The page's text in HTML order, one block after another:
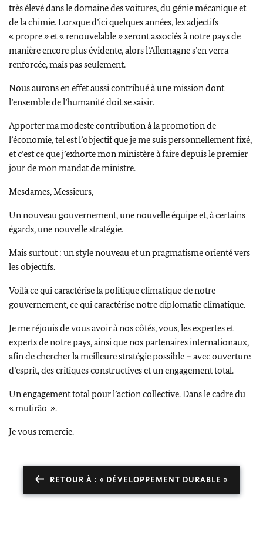
très élevé dans le domaine des voitures, du génie mécanique et
de la chimie. Lorsque d’ici quelques années, les adjectifs
« propre » et « renouvelable » seront associés à notre pays de
manière encore plus évidente, alors l’Allemagne s’en verra
renforcée, mais pas seulement.
Nous aurons en effet aussi contribué à une mission dont
l’ensemble de l’humanité doit se saisir.
Apporter ma modeste contribution à la promotion de
l’économie, tel est l’objectif que je me suis personnellement fixé,
et c’est ce que j’exhorte mon ministère à faire depuis le premier
jour de mon mandat de ministre.
Mesdames, Messieurs,
Un nouveau gouvernement, une nouvelle équipe et, à certains
égards, une nouvelle stratégie.
Mais surtout : un style nouveau et un pragmatisme orienté vers
les objectifs.
Voilà ce qui caractérise la politique climatique de notre
gouvernement, ce qui caractérise notre diplomatie climatique.
Je me réjouis de vous avoir à nos côtés, vous, les expertes et
experts de notre pays, ainsi que nos partenaires internationaux,
afin de chercher la meilleure stratégie possible – avec ouverture
d’esprit, des critiques constructives et un engagement total.
Un engagement total pour l’action collective. Dans le cadre du
«mutirão ».
Je vous remercie.
RETOUR À : « DÉVELOPPEMENT DURABLE »